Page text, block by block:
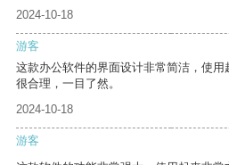
2024-10-18
游客
这款办公软件的界面设计非常简洁，使
很合理，一目了然。
2024-10-18
游客